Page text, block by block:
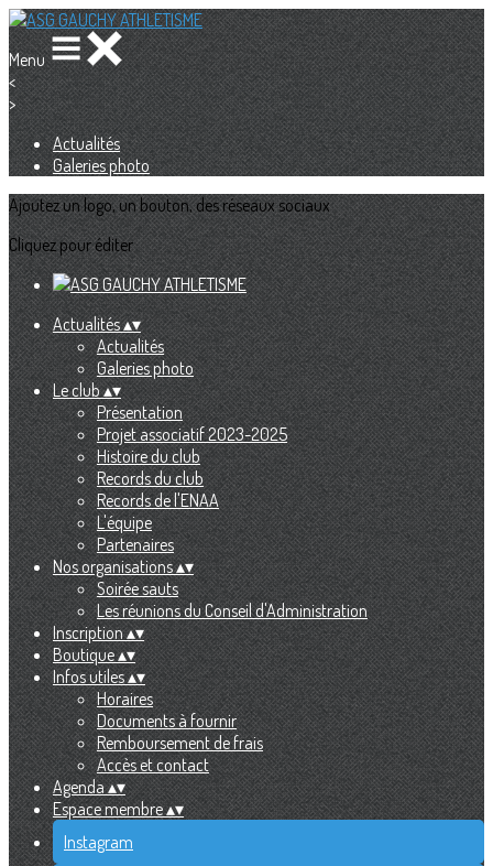
Menu
<
>
Actualités
Galeries photo
Ajoutez un logo, un bouton, des réseaux sociaux
Cliquez pour éditer
Actualités▴▾
Actualités
Galeries photo
Le club▴▾
Présentation
Projet associatif 2023-2025
Histoire du club
Records du club
Records de l'ENAA
L'équipe
Partenaires
Nos organisations▴▾
Soirée sauts
Les réunions du Conseil d'Administration
Inscription▴▾
Boutique▴▾
Infos utiles▴▾
Horaires
Documents à fournir
Remboursement de frais
Accès et contact
Agenda▴▾
Espace membre▴▾
Instagram